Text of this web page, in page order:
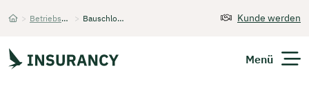
> Betriebshaftpflichtversicherung > Bauschlosserei Kunde werden
Menü